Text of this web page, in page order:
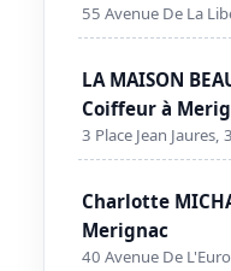
55 Avenue De La
LA MAISON
Coiffeur à
3 Place Jean
Charlotte
Merignac
40 Avenue De